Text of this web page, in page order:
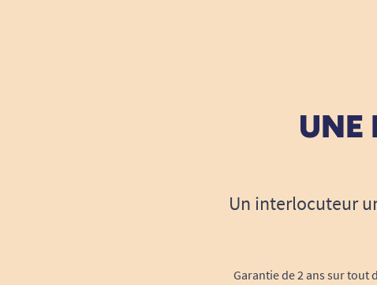
UNE
Un interlocuteur
Garantie de 2 ans sur